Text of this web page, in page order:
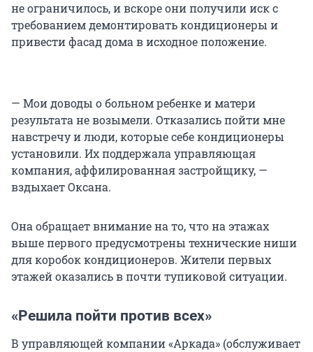
не ограничилось, и вскоре они получили иск с
требованием демонтировать кондиционеры и
привести фасад дома в исходное положение.
— Мои доводы о больном ребенке и матери
результата не возымели. Отказались пойти мне
навстречу и люди, которые себе кондиционеры
установили. Их поддержала управляющая
компания, аффилированная застройщику, —
вздыхает Оксана.
Она обращает внимание на то, что на этажах
выше первого предусмотрены технические ниши
для коробок кондиционеров. Жители первых
этажей оказались в почти тупиковой ситуации.
«Решила пойти против всех»
В управляющей компании «Аркада» (обслуживает